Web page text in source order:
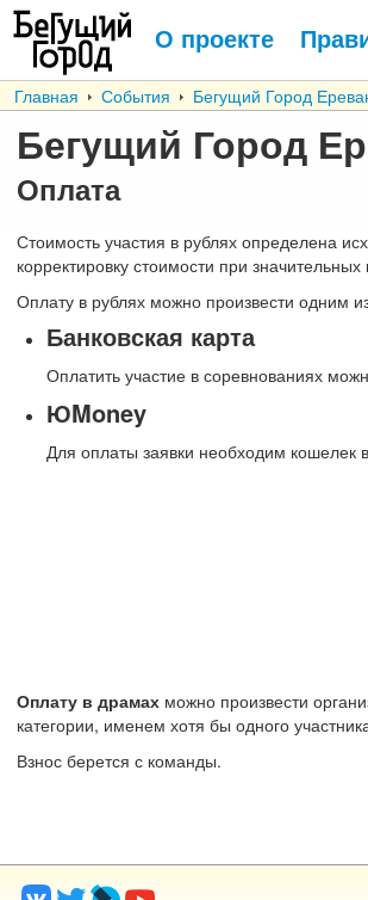
О проекте
Главная События Бегущий Город
Бегущий Город
Оплата
Стоимость участия в рублях определена
корректировку стоимости при
Оплату в рублях можно произвести одним
Банковская карта
Оплатить участие в соревнованиях
ЮMoney
Для оплаты заявки необходим кошелек
Оплату в драмах можно произвести
категории, именем хотя бы одного
Взнос берется с команды.